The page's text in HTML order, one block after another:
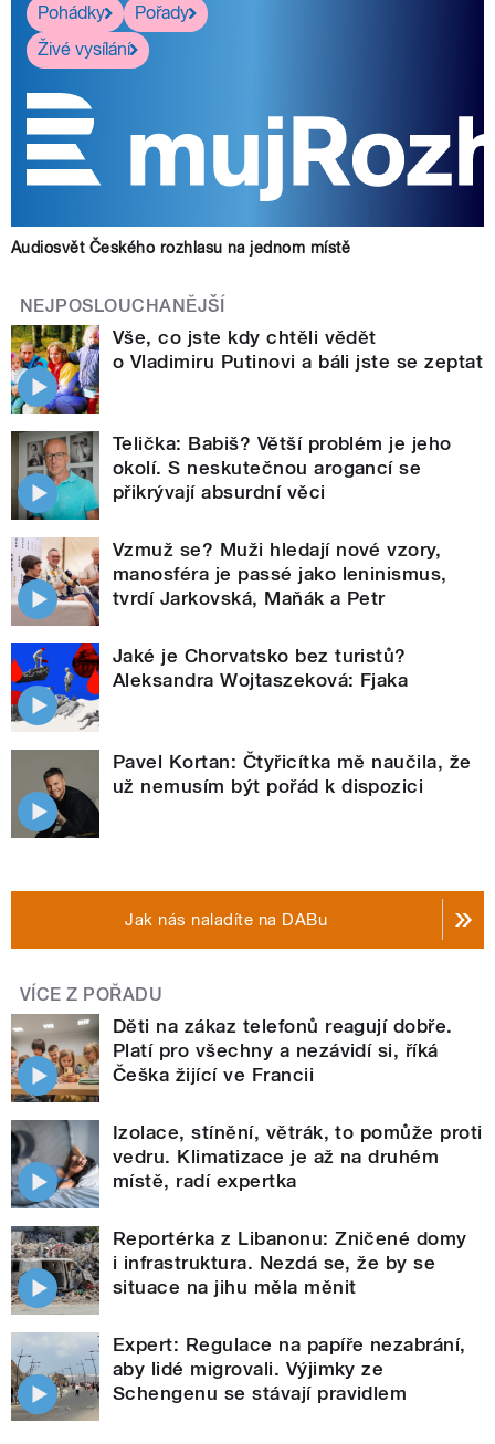
Pohádky
Pořady
Živé vysílání
Audiosvět Českého rozhlasu na jednom místě
NEJPOSLOUCHANĚJŠÍ
Vše, co jste kdy chtěli vědět
o Vladimiru Putinovi a báli jste se zeptat
Telička: Babiš? Větší problém je jeho
okolí. S neskutečnou arogancí se
přikrývají absurdní věci
Vzmuž se? Muži hledají nové vzory,
manosféra je passé jako leninismus,
tvrdí Jarkovská, Maňák a Petr
Jaké je Chorvatsko bez turistů?
Aleksandra Wojtaszeková: Fjaka
Pavel Kortan: Čtyřicítka mě naučila, že
už nemusím být pořád k dispozici
Jak nás naladíte na DABu
VÍCE Z POŘADU
Děti na zákaz telefonů reagují dobře.
Platí pro všechny a nezávidí si, říká
Češka žijící ve Francii
Izolace, stínění, větrák, to pomůže proti
vedru. Klimatizace je až na druhém
místě, radí expertka
Reportérka z Libanonu: Zničené domy
i infrastruktura. Nezdá se, že by se
situace na jihu měla měnit
Expert: Regulace na papíře nezabrání,
aby lidé migrovali. Výjimky ze
Schengenu se stávají pravidlem